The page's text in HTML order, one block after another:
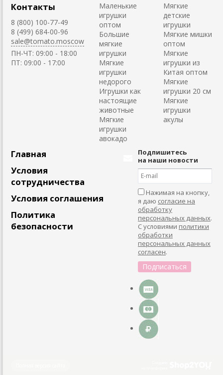
Контакты
8 (800) 100-77-49
8 (499) 684-00-96
sale@tomato.moscow
ПН-ЧТ: 09:00 - 18:00
ПТ: 09:00 - 17:00
Маленькие
игрушки
оптом
Большие
мягкие
игрушки
Мягкие
игрушки
недорого
Игрушки как
настоящие
животные
Мягкие
игрушки
авокадо
Мягкие
детские
игрушки
Мягкие мишки
оптом
Мягкие
игрушки из
Китая оптом
Мягкие
игрушки 20 см
Мягкие
игрушки
акулы
Главная
Условия
сотрудничества
Условия соглашения
Политика
безопасности
Подпишитесь
на наши новости
Нажимая на кнопку,
я даю согласие на
обработку
персональных данных.
С условиями политики
обработки
персональных данных
согласен.